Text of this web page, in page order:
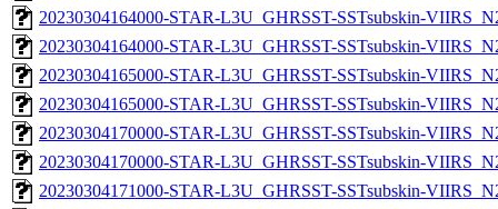
20230304164000-STAR-L3U_GHRSST-SSTsubskin-
20230304164000-STAR-L3U_GHRSST-SSTsubskin-
20230304165000-STAR-L3U_GHRSST-SSTsubskin-
20230304165000-STAR-L3U_GHRSST-SSTsubskin-
20230304170000-STAR-L3U_GHRSST-SSTsubskin-
20230304170000-STAR-L3U_GHRSST-SSTsubskin-
20230304171000-STAR-L3U_GHRSST-SSTsubskin-